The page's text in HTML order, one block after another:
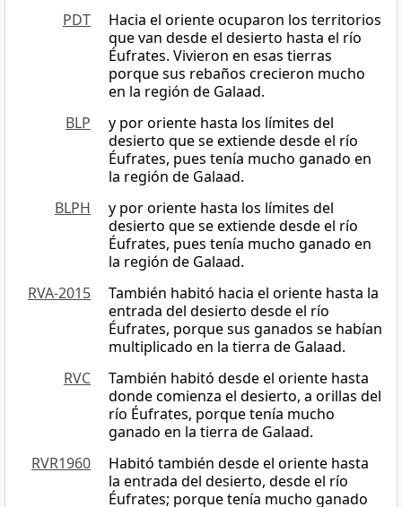
PDT
Hacia el oriente ocuparon los territorios
que van desde el desierto hasta el río
Éufrates. Vivieron en esas tierras
porque sus rebaños crecieron mucho
en la región de Galaad.
BLP
y por oriente hasta los límites del
desierto que se extiende desde el río
Éufrates, pues tenía mucho ganado en
la región de Galaad.
BLPH
y por oriente hasta los límites del
desierto que se extiende desde el río
Éufrates, pues tenía mucho ganado en
la región de Galaad.
RVA-2015
También habitó hacia el oriente hasta la
entrada del desierto desde el río
Éufrates, porque sus ganados se habían
multiplicado en la tierra de Galaad.
RVC
También habitó desde el oriente hasta
donde comienza el desierto, a orillas del
río Éufrates, porque tenía mucho
ganado en la tierra de Galaad.
RVR1960
Habitó también desde el oriente hasta
la entrada del desierto, desde el río
Éufrates; porque tenía mucho ganado